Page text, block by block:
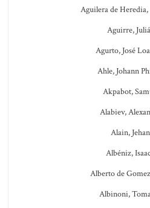
Aguilera de Heredia,
Aguirre,
Agurto, José
Ahle, Johann
Akpabot,
Alabiev,
Alain, Jehan
Albéniz, Isaac
Alberto de
Albinoni,